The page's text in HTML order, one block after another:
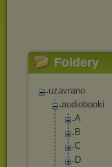
Foldery
uzavrano
audiobooki
A
B
C
D